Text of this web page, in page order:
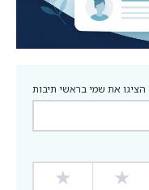
הציגו את שמי בראשי תיבות
★
★